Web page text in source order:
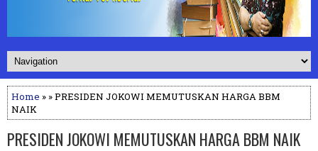
Home » » PRESIDEN JOKOWI MEMUTUSKAN HARGA BBM
NAIK
PRESIDEN JOKOWI MEMUTUSKAN HARGA BBM NAIK